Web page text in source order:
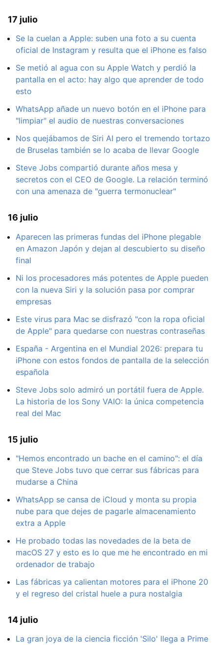
17 julio
Se la cuelan a Apple: suben una foto a su cuenta
oficial de Instagram y resulta que el iPhone es falso
Se metió al agua con su Apple Watch y perdió la
pantalla en el acto: hay algo que aprender de todo
esto
WhatsApp añade un nuevo botón en el iPhone para
"limpiar" el audio de nuestras conversaciones
Nos quejábamos de Siri AI pero el tremendo tortazo
de Bruselas también se lo acaba de llevar Google
Steve Jobs compartió durante años mesa y
secretos con el CEO de Google. La relación terminó
con una amenaza de "guerra termonuclear"
16 julio
Aparecen las primeras fundas del iPhone plegable
en Amazon Japón y dejan al descubierto su diseño
final
Ni los procesadores más potentes de Apple pueden
con la nueva Siri y la solución pasa por comprar
empresas
Este virus para Mac se disfrazó "con la ropa oficial
de Apple" para quedarse con nuestras contraseñas
España - Argentina en el Mundial 2026: prepara tu
iPhone con estos fondos de pantalla de la selección
española
Steve Jobs solo admiró un portátil fuera de Apple.
La historia de los Sony VAIO: la única competencia
real del Mac
15 julio
"Hemos encontrado un bache en el camino": el día
que Steve Jobs tuvo que cerrar sus fábricas para
mudarse a China
WhatsApp se cansa de iCloud y monta su propia
nube para que dejes de pagarle almacenamiento
extra a Apple
He probado todas las novedades de la beta de
macOS 27 y esto es lo que me he encontrado en mi
ordenador de trabajo
Las fábricas ya calientan motores para el iPhone 20
y el regreso del cristal huele a pura nostalgia
14 julio
La gran joya de la ciencia ficción 'Silo' llega a Prime